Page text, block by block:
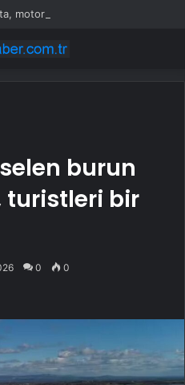
burun
turistleri bir
0 0